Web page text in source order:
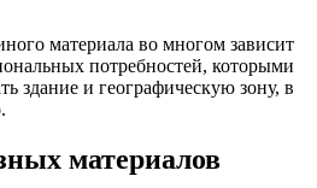
материала во многом зависит
потребностей, которыми
здание и географическую зону, в
материалов